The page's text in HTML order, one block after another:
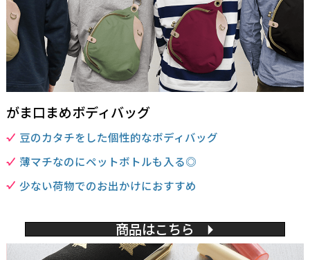
がま口まめボディバッグ
豆のカタチをした個性的なボディバッグ
薄マチなのにペットボトルも入る◎
少ない荷物でのお出かけにおすすめ
商品はこちら